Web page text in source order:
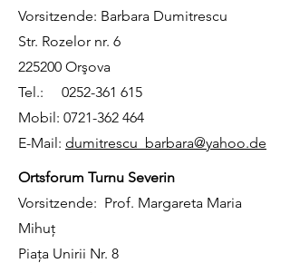
Vorsitzende: Barbara Dumitrescu
Str. Rozelor nr. 6
225200 Orşova
Tel.: 0252-361 615
Mobil: 0721-362 464
E-Mail: dumitrescu_barbara@yahoo.de
Ortsforum Turnu Severin
Vorsitzende: Prof. Margareta Maria
Mihuţ
Piaţa Unirii Nr. 8